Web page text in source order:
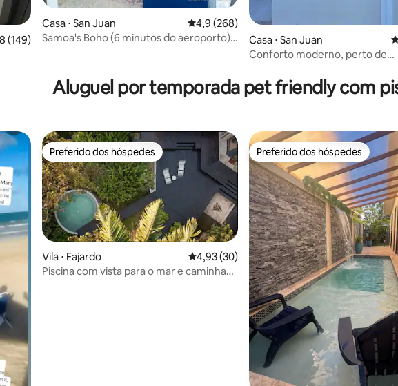
uma avaliação média de 5, 149 avaliações
(149)
Casa ⋅ San Juan 4,9 de uma avaliação média de 5, 268
4,9 (268)
Samoa's Boho (6 minutos do aeroporto)+
Casa ⋅ San Juan
Conforto moderno, perto de
Aluguel por temporada pet friendly com
Preferido dos hóspedes
Preferido dos hóspedes
Vila ⋅ Fajardo 4,93 de uma avaliação média de 5, 30
4,93 (30)
Piscina com vista para o mar e caminhada
Preferido dos hóspedes
Preferido dos hóspedes